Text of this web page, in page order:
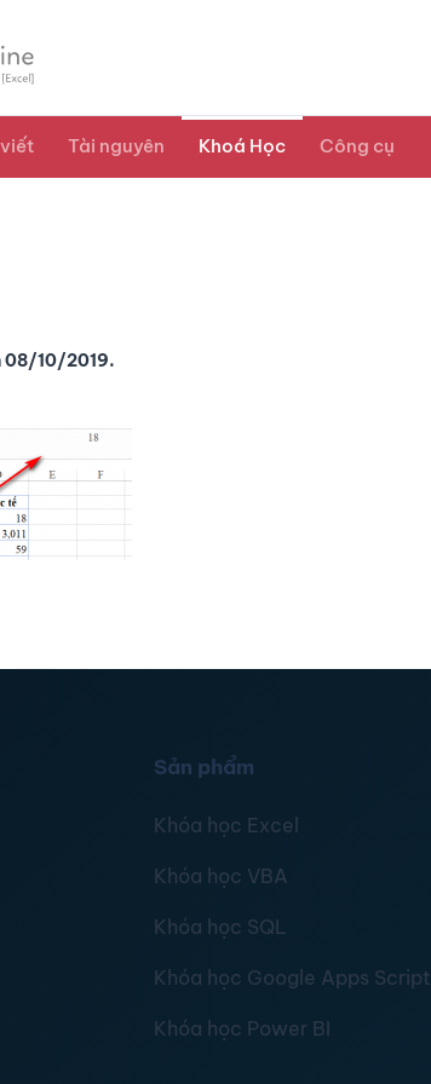
Tài nguyên Khoá Học Công cụ
08/10/2019.
Sản phẩm
Khóa học Excel
Khóa học VBA
Khóa học SQL
Khóa học Google Apps Script
Khóa học Power BI